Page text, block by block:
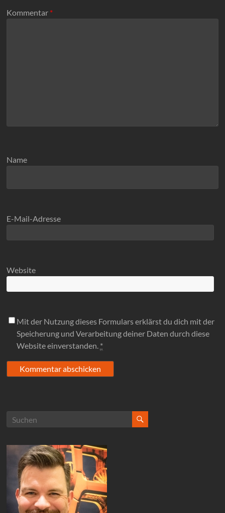
Kommentar *
Name
E-Mail-Adresse
Website
Mit der Nutzung dieses Formulars erklärst du dich mit der
Speicherung und Verarbeitung deiner Daten durch diese
Website einverstanden. *